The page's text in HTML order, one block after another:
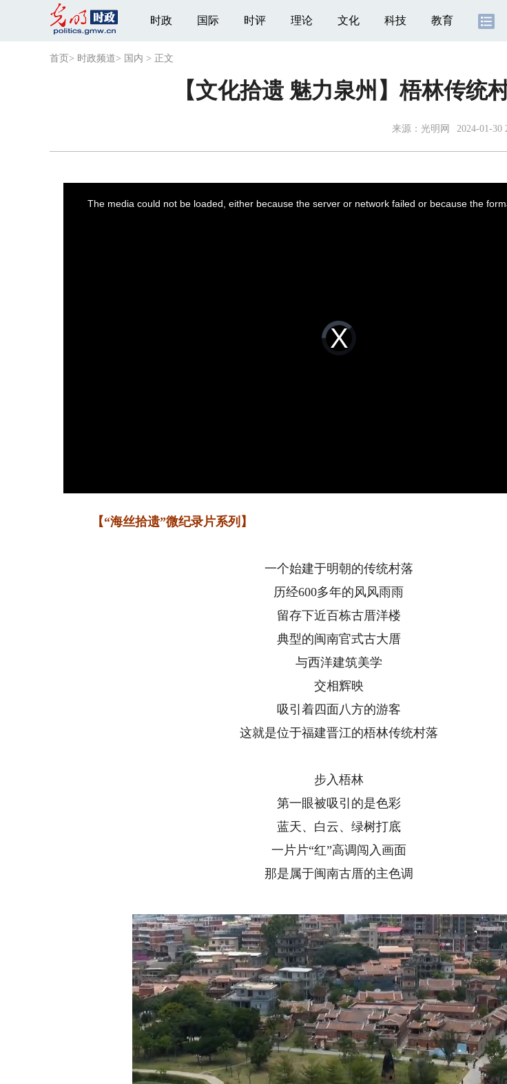
时政 国际 时评 理论 文化 科技 教育
首页 > 时政频道> 国内 > 正文
【文化拾遗 魅力泉州】梧林传统
来源： 光明网 2024-01-30
Video
Player
loading.
The media could not be loaded, either because the server or network failed or because the
【“海丝拾遗”微纪录片系列】
一个始建于明朝的传统村落
历经600多年的风风雨雨
留存下近百栋古厝洋楼
典型的闽南官式古大厝
与西洋建筑美学
交相辉映
吸引着四面八方的游客
这就是位于福建晋江的梧林传统村落
步入梧林
第一眼被吸引的是色彩
蓝天、白云、绿树打底
一片片“红”高调闯入画面
那是属于闽南古厝的主色调